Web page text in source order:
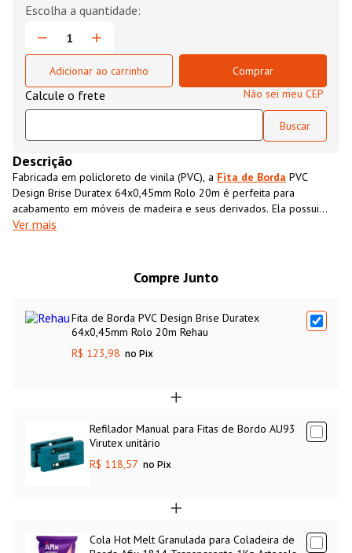
Adicionar ao carrinho
Comprar
Não sei meu CEP
Descrição
Fabricada em policloreto de vinila (PVC), a Fita de Borda PVC
Design Brise Duratex 64x0,45mm Rolo 20m é perfeita para
acabamento em móveis de madeira e seus derivados. Ela possui
textura impressa semelhante ao MDF, que além de conferir
Ver mais
Compre Junto
Fita de Borda PVC Design Brise Duratex
64x0,45mm Rolo 20m Rehau
R$ 123,98 no Pix
Refilador Manual para Fitas de Bordo AU93
Virutex unitário
R$ 118,57 no Pix
Cola Hot Melt Granulada para Coladeira de